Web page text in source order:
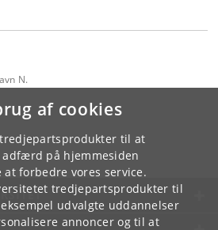
af cookies
til at
på hjemmesiden
forbedre vores service.
tredjepartsprodukter til
udvalgte uddannelser
annoncer og til at
N.